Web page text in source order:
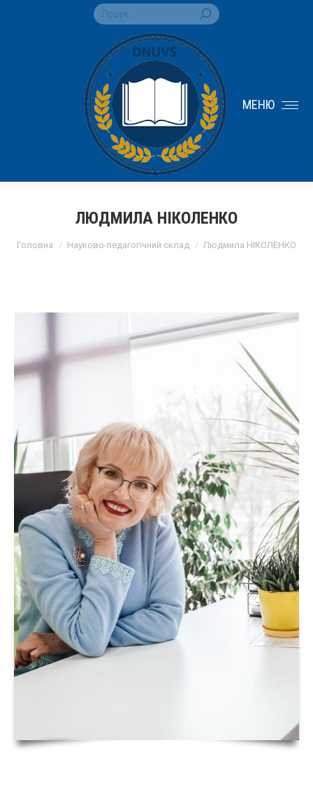
Search:
МЕНЮ
ЛЮДМИЛА НІКОЛЕНКО
Головна Науково-педагогічний склад Людмила НІКОЛЕНКО